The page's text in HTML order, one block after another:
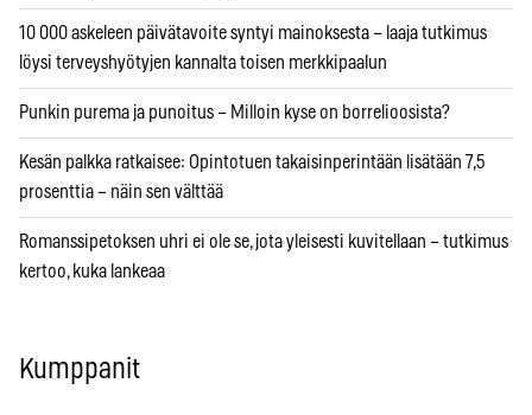
10 000 askeleen päivätavoite syntyi mainoksesta – laaja tutkimus
löysi terveyshyötyjen kannalta toisen merkkipaalun
Punkin purema ja punoitus – Milloin kyse on borrelioosista?
Kesän palkka ratkaisee: Opintotuen takaisinperintään lisätään 7,5
prosenttia – näin sen välttää
Romanssipetoksen uhri ei ole se, jota yleisesti kuvitellaan – tutkimus
kertoo, kuka lankeaa
Kumppanit